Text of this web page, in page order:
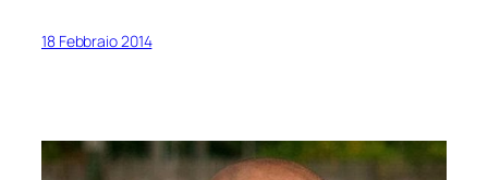
18 Febbraio 2014